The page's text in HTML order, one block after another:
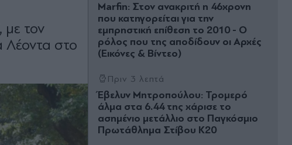
με τον
Λέοντα στο
Marfin: Στον ανακριτή η 46χρονη
που κατηγορείται για την
εμπρηστική επίθεση το 2010 - Ο
ρόλος που της αποδίδουν οι Αρχές
(Εικόνες & Βίντεο)
Πριν 3 λεπτά
Έβελυν Μητροπούλου: Τρομερό
άλμα στα 6.44 της χάρισε το
ασημένιο μετάλλιο στο Παγκόσμιο
Πρωτάθλημα Στίβου Κ20